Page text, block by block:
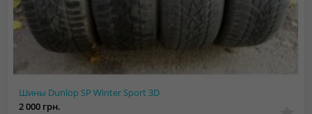
Шины Dunlop SP Winter Sport 3D
2 000 грн.